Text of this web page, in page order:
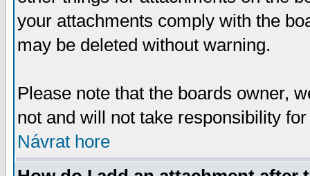
your attachments comply with the
may be deleted without warning.
Please note that the boards owner,
not and will not take responsibility
Návrat hore